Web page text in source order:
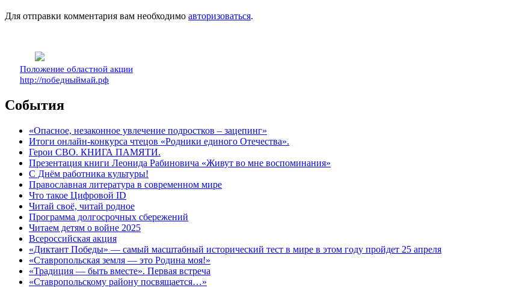
Для отправки комментария вам необходимо авторизоваться.
Положение областной акции
http://победныймай.рф
События
«Опасное, незаконное увлечение подростков – зацепинг»
Итоги онлайн-конкурса чтецов «Родники единого Отечества».
Герои СВО. КНИГА ПАМЯТИ.
Презентация книги Леонида Рабиновича «Живут во мне воспоминания»
С Днём работника культуры!
Православная литература в современном мире
Что такое Цифровой ID
Читай своё, читай родное
Программа долгосрочных сбережений
Читаем детям о войне 2025
Всероссийская акция
«Диктант Победы» — самый масштабный исторический тест в мире в этом году пройдет 25 апреля
«Ставропольская земля — это Родина моя!»
«Традиция — быть вместе». Первая встреча
«Ставропольскому району посвящается…»